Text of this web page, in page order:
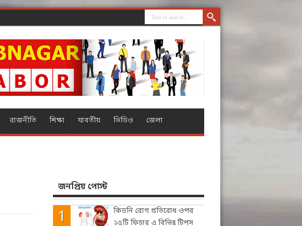
রাজনীতি শিক্ষা যাবতীয় ভিডিও জেলা
জনপ্রিয় পোস্ট
কিডনি রোগ প্রতিরোধ ওপর
১৫টি ফিচার এ বিভিন্ন টিপস